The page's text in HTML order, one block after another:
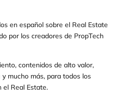
en español sobre el Real Estate
por los creadores de PropTech
contenidos de alto valor,
mucho más, para todos los
el Real Estate.